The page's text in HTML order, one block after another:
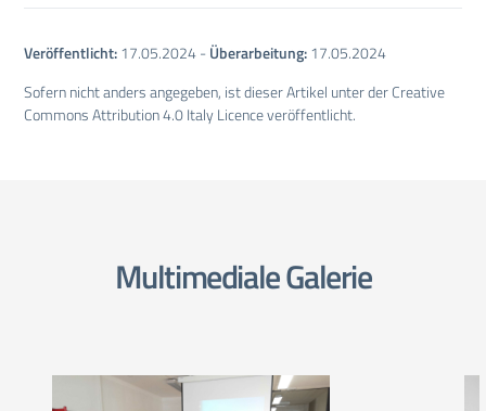
Veröffentlicht:17.05.2024-Überarbeitung:17.05.2024
Sofern nicht anders angegeben, ist dieser Artikel unter der Creative
Commons Attribution 4.0 Italy Licence veröffentlicht.
Multimediale Galerie